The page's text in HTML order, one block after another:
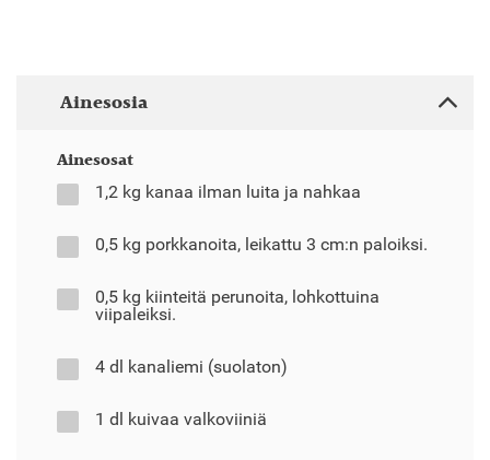
Ainesosia
Ainesosat
1,2 kg kanaa ilman luita ja nahkaa
0,5 kg porkkanoita, leikattu 3 cm:n paloiksi.
0,5 kg kiinteitä perunoita, lohkottuina
viipaleiksi.
4 dl kanaliemi (suolaton)
1 dl kuivaa valkoviiniä